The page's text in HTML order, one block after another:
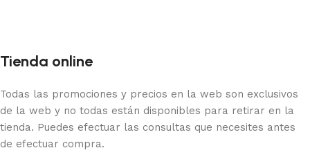
Tienda online
Todas las promociones y precios en la web son exclusivos
de la web y no todas están disponibles para retirar en la
tienda. Puedes efectuar las consultas que necesites antes
de efectuar compra.